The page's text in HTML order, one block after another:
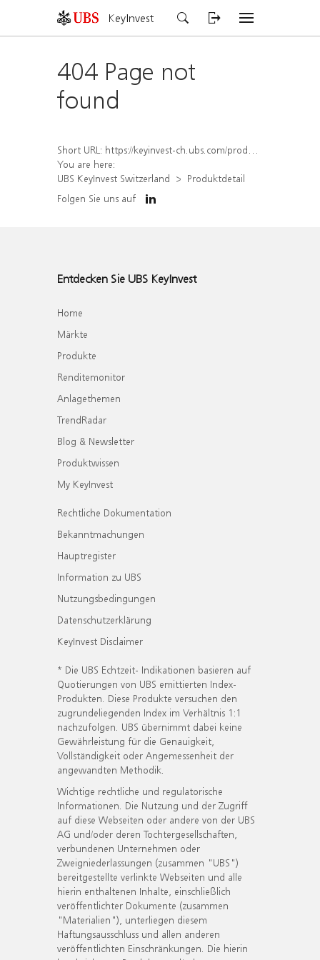
KeyInvest
404 Page not
found
Short URL: https://keyinvest-ch.ubs.com/produkt/detail/index/isin/CH1579652624
You are here:
UBS KeyInvest Switzerland
Produktdetail
Folgen Sie uns auf
Entdecken Sie UBS KeyInvest
Home
Märkte
Produkte
Renditemonitor
Anlagethemen
TrendRadar
Blog & Newsletter
Produktwissen
My KeyInvest
Rechtliche Dokumentation
Bekanntmachungen
Hauptregister
Information zu UBS
Nutzungsbedingungen
Datenschutzerklärung
KeyInvest Disclaimer
* Die UBS Echtzeit- Indikationen basieren auf
Quotierungen von UBS emittierten Index-
Produkten. Diese Produkte versuchen den
zugrundeliegenden Index im Verhältnis 1:1
nachzufolgen. UBS übernimmt dabei keine
Gewährleistung für die Genauigkeit,
Vollständigkeit oder Angemessenheit der
angewandten Methodik.
Wichtige rechtliche und regulatorische
Informationen. Die Nutzung und der Zugriff
auf diese Webseiten oder andere von der UBS
AG und/oder deren Tochtergesellschaften,
verbundenen Unternehmen oder
Zweigniederlassungen (zusammen "UBS")
bereitgestellte verlinkte Webseiten und alle
hierin enthaltenen Inhalte, einschließlich
veröffentlichter Dokumente (zusammen
"Materialien"), unterliegen diesem
Haftungsausschluss und allen anderen
veröffentlichten Einschränkungen. Die hierin